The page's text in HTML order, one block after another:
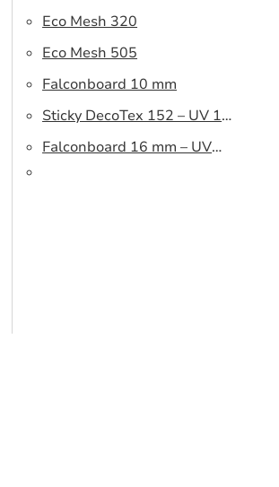
Eco Mesh 320
Eco Mesh 505
Falconboard 10 mm
Sticky DecoTex 152 – UV 160
cm
Falconboard 16 mm – UV